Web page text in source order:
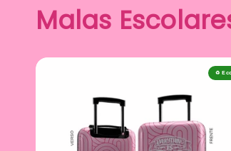
Malas
♻️